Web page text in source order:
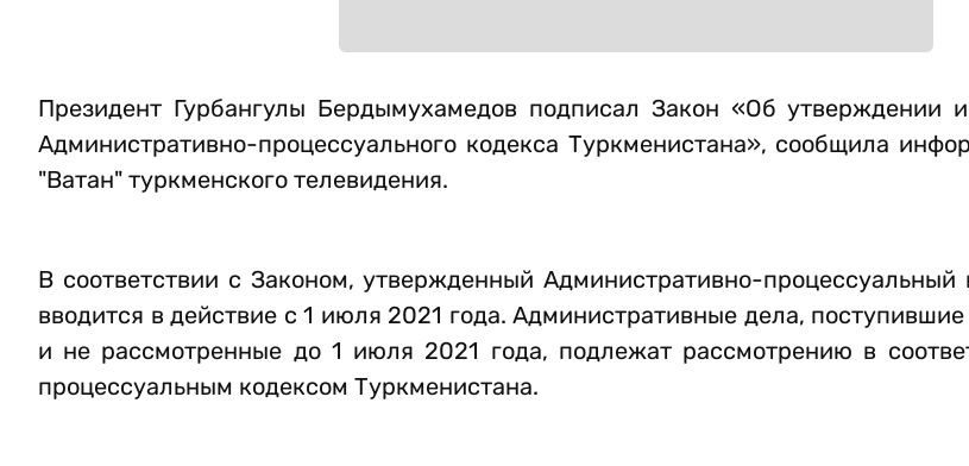
Президент Гурбангулы Бердымухамедов подписал Закон «Об утверждении
Административно-процессуального кодекса Туркменистана», сообщила
"Ватан" туркменского телевидения.
В соответствии с Законом, утвержденный Административно-процессуальный
вводится в действие с 1 июля 2021 года. Административные дела,
и не рассмотренные до 1 июля 2021 года, подлежат рассмотрению в
процессуальным кодексом Туркменистана.